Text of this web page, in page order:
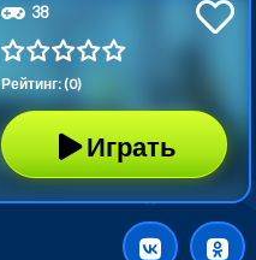
38
Рейтинг: (0)
Играть